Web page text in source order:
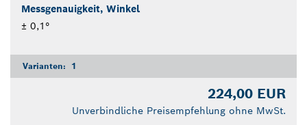
Messgenauigkeit, Winkel
± 0,1°
Varianten: 1
224,00 EUR
Unverbindliche Preisempfehlung ohne MwSt.